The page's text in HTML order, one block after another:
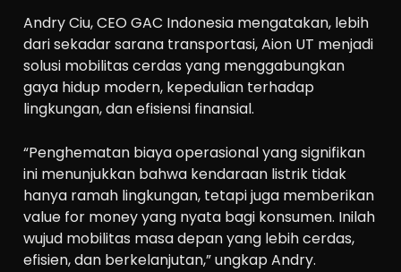
Andry Ciu, CEO GAC Indonesia mengatakan, lebih
dari sekadar sarana transportasi, Aion UT menjadi
solusi mobilitas cerdas yang menggabungkan
gaya hidup modern, kepedulian terhadap
lingkungan, dan efisiensi finansial.
“Penghematan biaya operasional yang signifikan
ini menunjukkan bahwa kendaraan listrik tidak
hanya ramah lingkungan, tetapi juga memberikan
value for money yang nyata bagi konsumen. Inilah
wujud mobilitas masa depan yang lebih cerdas,
efisien, dan berkelanjutan,” ungkap Andry.